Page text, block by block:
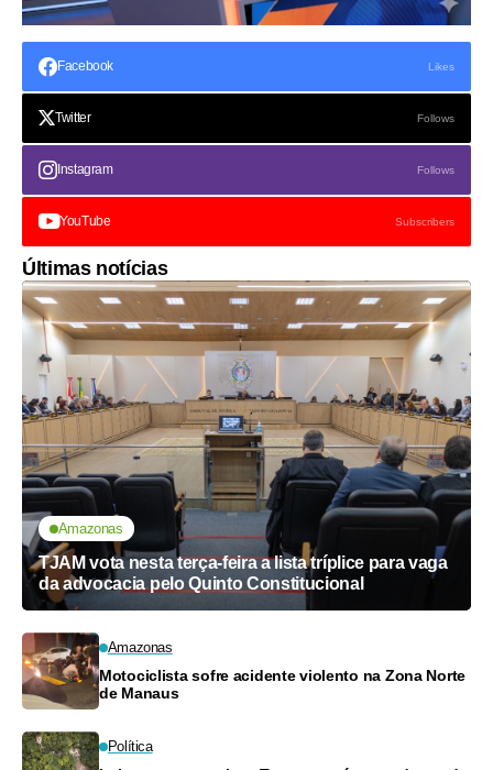
Facebook Likes
Twitter Follows
Instagram Follows
YouTube Subscribers
Últimas notícias
Amazonas
TJAM vota nesta terça-feira a lista tríplice para vaga
da advocacia pelo Quinto Constitucional
Amazonas
Motociclista sofre acidente violento na Zona Norte
de Manaus
Política